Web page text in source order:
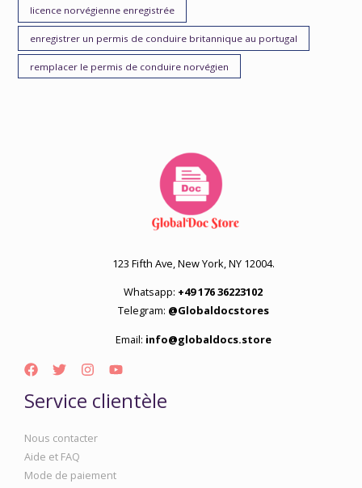
licence norvégienne enregistrée
enregistrer un permis de conduire britannique au portugal
remplacer le permis de conduire norvégien
123 Fifth Ave, New York, NY 12004.
Whatsapp: +49 176 36223102
Telegram: @Globaldocstores
Email: info@globaldocs.store
Service clientèle
Nous contacter
Aide et FAQ
Mode de paiement